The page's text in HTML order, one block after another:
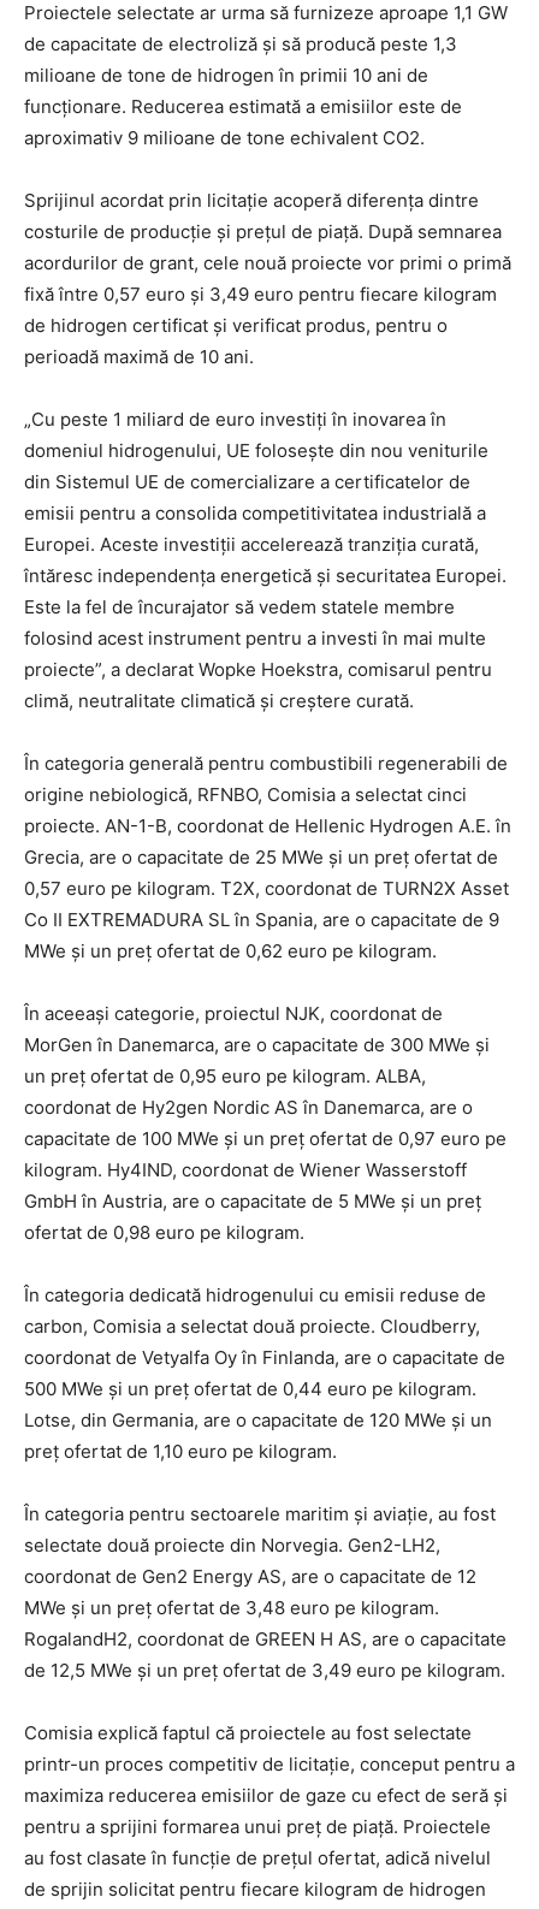
Proiectele selectate ar urma să furnizeze aproape 1,1 GW
de capacitate de electroliză și să producă peste 1,3
milioane de tone de hidrogen în primii 10 ani de
funcționare. Reducerea estimată a emisiilor este de
aproximativ 9 milioane de tone echivalent CO2.
Sprijinul acordat prin licitație acoperă diferența dintre
costurile de producție și prețul de piață. După semnarea
acordurilor de grant, cele nouă proiecte vor primi o primă
fixă între 0,57 euro și 3,49 euro pentru fiecare kilogram
de hidrogen certificat și verificat produs, pentru o
perioadă maximă de 10 ani.
„Cu peste 1 miliard de euro investiți în inovarea în
domeniul hidrogenului, UE folosește din nou veniturile
din Sistemul UE de comercializare a certificatelor de
emisii pentru a consolida competitivitatea industrială a
Europei. Aceste investiții accelerează tranziția curată,
întăresc independența energetică și securitatea Europei.
Este la fel de încurajator să vedem statele membre
folosind acest instrument pentru a investi în mai multe
proiecte”, a declarat Wopke Hoekstra, comisarul pentru
climă, neutralitate climatică și creștere curată.
În categoria generală pentru combustibili regenerabili de
origine nebiologică, RFNBO, Comisia a selectat cinci
proiecte. AN-1-B, coordonat de Hellenic Hydrogen A.E. în
Grecia, are o capacitate de 25 MWe și un preț ofertat de
0,57 euro pe kilogram. T2X, coordonat de TURN2X Asset
Co II EXTREMADURA SL în Spania, are o capacitate de 9
MWe și un preț ofertat de 0,62 euro pe kilogram.
În aceeași categorie, proiectul NJK, coordonat de
MorGen în Danemarca, are o capacitate de 300 MWe și
un preț ofertat de 0,95 euro pe kilogram. ALBA,
coordonat de Hy2gen Nordic AS în Danemarca, are o
capacitate de 100 MWe și un preț ofertat de 0,97 euro pe
kilogram. Hy4IND, coordonat de Wiener Wasserstoff
GmbH în Austria, are o capacitate de 5 MWe și un preț
ofertat de 0,98 euro pe kilogram.
În categoria dedicată hidrogenului cu emisii reduse de
carbon, Comisia a selectat două proiecte. Cloudberry,
coordonat de Vetyalfa Oy în Finlanda, are o capacitate de
500 MWe și un preț ofertat de 0,44 euro pe kilogram.
Lotse, din Germania, are o capacitate de 120 MWe și un
preț ofertat de 1,10 euro pe kilogram.
În categoria pentru sectoarele maritim și aviație, au fost
selectate două proiecte din Norvegia. Gen2-LH2,
coordonat de Gen2 Energy AS, are o capacitate de 12
MWe și un preț ofertat de 3,48 euro pe kilogram.
RogalandH2, coordonat de GREEN H AS, are o capacitate
de 12,5 MWe și un preț ofertat de 3,49 euro pe kilogram.
Comisia explică faptul că proiectele au fost selectate
printr-un proces competitiv de licitație, conceput pentru a
maximiza reducerea emisiilor de gaze cu efect de seră și
pentru a sprijini formarea unui preț de piață. Proiectele
au fost clasate în funcție de prețul ofertat, adică nivelul
de sprijin solicitat pentru fiecare kilogram de hidrogen